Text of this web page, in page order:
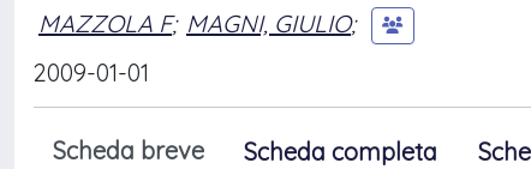
MAZZOLA F; MAGNI, GIULIO;
2009-01-01
Scheda breve Scheda completa